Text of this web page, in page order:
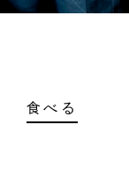
食べる